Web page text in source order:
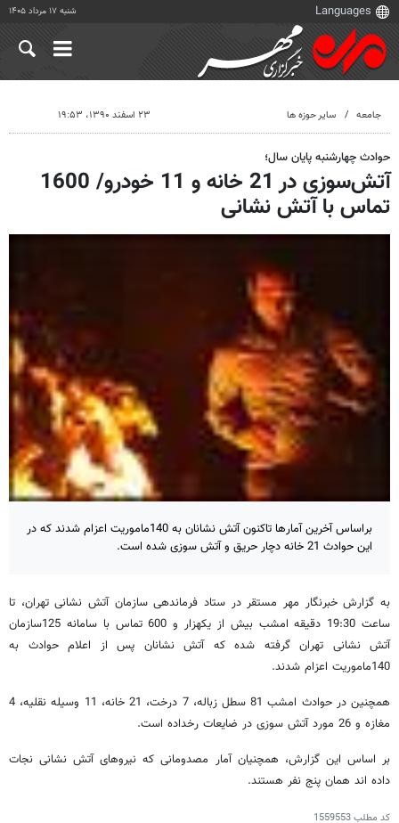
شنبه ۱۷ مرداد ۱۴۰۵
جامعه سایر حوزه ها ۲۳ اسفند ۱۳۹۰، ۱۹:۵۳
حوادث چهارشنبه پایان سال؛
آتش‌سوزی در 21 خانه و 11 خودرو/ 1600
تماس با آتش نشانی
براساس آخرین آمارها تاکنون آتش نشانان به 140ماموریت اعزام شدند که در
این حوادث 21 خانه دچار حریق و آتش سوزی شده است.
به گزارش خبرنگار مهر مستقر در ستاد فرماندهی سازمان آتش نشانی تهران، تا
ساعت 19:30 دقیقه امشب بیش از یکهزار و 600 تماس با سامانه 125سازمان
آتش نشانی تهران گرفته شده که آتش نشانان پس از اعلام حوادث به
140ماموریت اعزام شدند.
همچنین در حوادث امشب 81 سطل زباله، 7 درخت، 21 خانه، 11 وسیله نقلیه، 4
مغازه و 26 مورد آتش سوزی در ضایعات رخداده است.
بر اساس این گزارش، همچنیان آمار مصدومانی که نیروهای آتش نشانی نجات
داده اند همان پنج نفر هستند.
کد مطلب1559553